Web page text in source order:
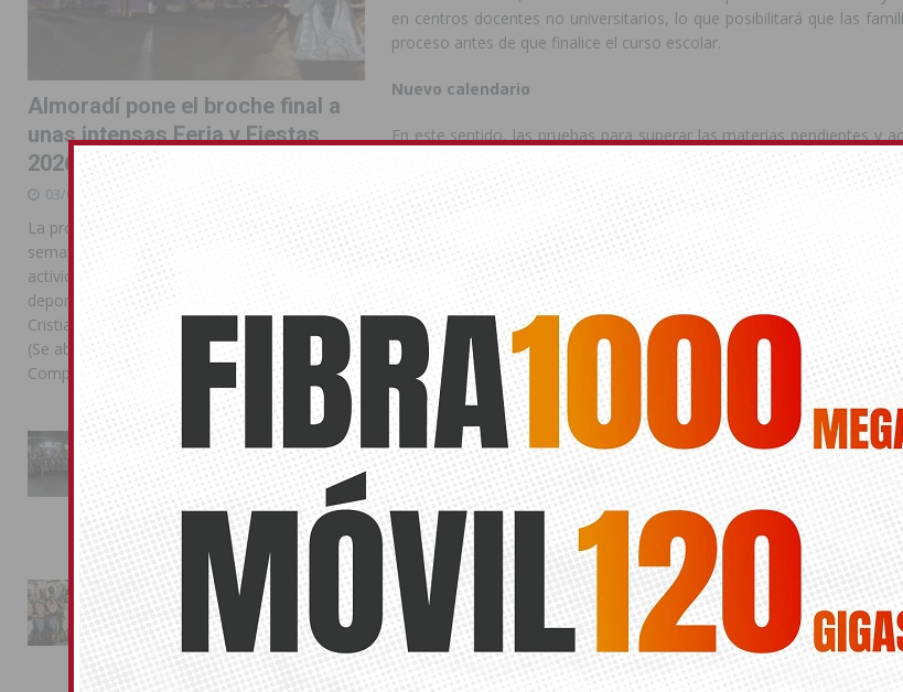
en centros docentes no universitarios, lo que posibilitará que las
proceso antes de que finalice el curso escolar.
Nuevo calendario
En este sentido, las pruebas para superar las materias pendientes y
realizarán a partir del día 9 de julio. Sin embargo, en las enseñanzas
de acceso a la Universidad, los exámenes se realizarán a partir del 23
Tienen consideración de enseñanzas previas a la universidad el
de ciclos formativos, así como el sexto curso de enseñanzas
Los centros, en virtud de su autonomía pedagógica y organizativa,
en que tendrán lugar las pruebas a partir de las fechas indicadas y, en
y pruebas extraordinarias del curso 2013-14 deberán estar
entregado las calificaciones antes del 1 de julio, para el alumno de
a la Universidad, y antes del 15 de julio para el resto del alumnado.
500 profesores de refuerzo para aumentar el éxito escolar
Para apoyar esta medida, Educación pondrá en marcha el
consistirá en que los alumnos recibirán clase de repaso fuera del
estas pruebas de recuperación.
Para ello, Educación contratará a 500 docentes y destinará un
euros. Se trata de reducir la tasa de abandono educativo en la
4,5 puntos, registrando una caída sin precedentes y permitiendo que
dos puntos por debajo de la media nacional (24,49%).
Almoradí pone el broche final a
unas intensas Feria y Fiestas
2026
03/08/2026
La programación reunió durante más de una
semana actos institucionales, conciertos,
actividades familiares, competiciones
deportivas y las celebraciones de Moros y
Cristianos Compártelo: Comparte en Facebook
(Se abre en una ventana nueva) Facebook
Compartir en
La Entrada Cristiana llena de
esplendor las calles de
Almoradí en una multitudinaria
jornada festera
02/08/2026
La magia de la Entrada Mora
conquista las calles de
Almoradí
01/08/2026